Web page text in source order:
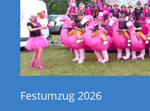
Festumzug 2026